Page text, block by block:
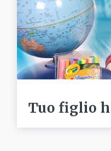
Tuo figlio